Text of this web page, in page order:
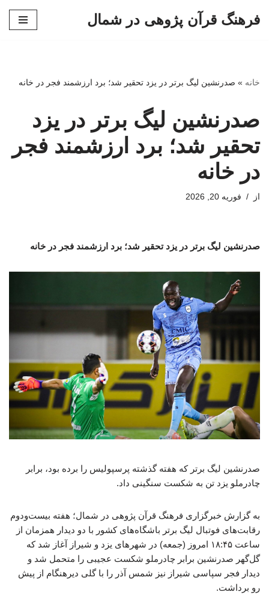
فرهنگ قرآن پژوهی در شمال
خانه » صدرنشین لیگ برتر در یزد تحقیر شد؛ برد ارزشمند فجر در خانه
صدرنشین لیگ برتر در یزد
تحقیر شد؛ برد ارزشمند فجر
در خانه
از فوریه 20, 2026
صدرنشین لیگ برتر در یزد تحقیر شد؛ برد ارزشمند فجر در خانه
صدرنشین لیگ برتر که هفته گذشته پرسپولیس را برده بود، برابر
چادرملو یزد تن به شکست سنگینی داد.
به گزارش خبرگزاری فرهنگ قرآن پژوهی در شمال؛ هفته بیست‌ودوم
رقابت‌های فوتبال لیگ برتر باشگاه‌های کشور با دو دیدار همزمان از
ساعت ۱۸:۴۵ امروز (جمعه) در شهرهای یزد و شیراز آغاز شد که
گل‌گهر صدرنشین برابر چادرملو شکست عجیبی را متحمل شد و
دیدار فجر سپاسی شیراز نیز شمس آذر را با گلی دیرهنگام از پیش
رو برداشت.